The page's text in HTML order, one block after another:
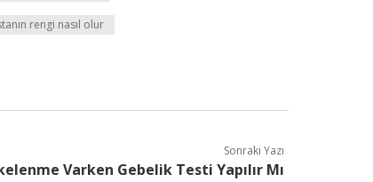
rengi nasıl olur
Sonraki Yazı
Varken Gebelik Testi Yapılır Mı